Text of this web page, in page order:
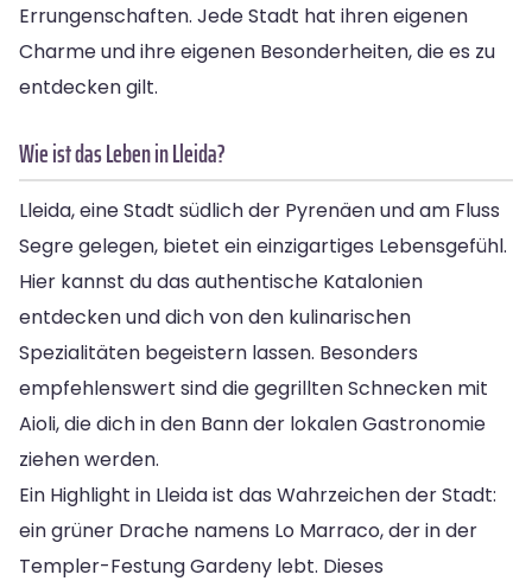
Errungenschaften. Jede Stadt hat ihren eigenen
Charme und ihre eigenen Besonderheiten, die es zu
entdecken gilt.
Wie ist das Leben in Lleida?
Lleida, eine Stadt südlich der Pyrenäen und am Fluss
Segre gelegen, bietet ein einzigartiges Lebensgefühl.
Hier kannst du das authentische Katalonien
entdecken und dich von den kulinarischen
Spezialitäten begeistern lassen. Besonders
empfehlenswert sind die gegrillten Schnecken mit
Aioli, die dich in den Bann der lokalen Gastronomie
ziehen werden.
Ein Highlight in Lleida ist das Wahrzeichen der Stadt:
ein grüner Drache namens Lo Marraco, der in der
Templer-Festung Gardeny lebt. Dieses